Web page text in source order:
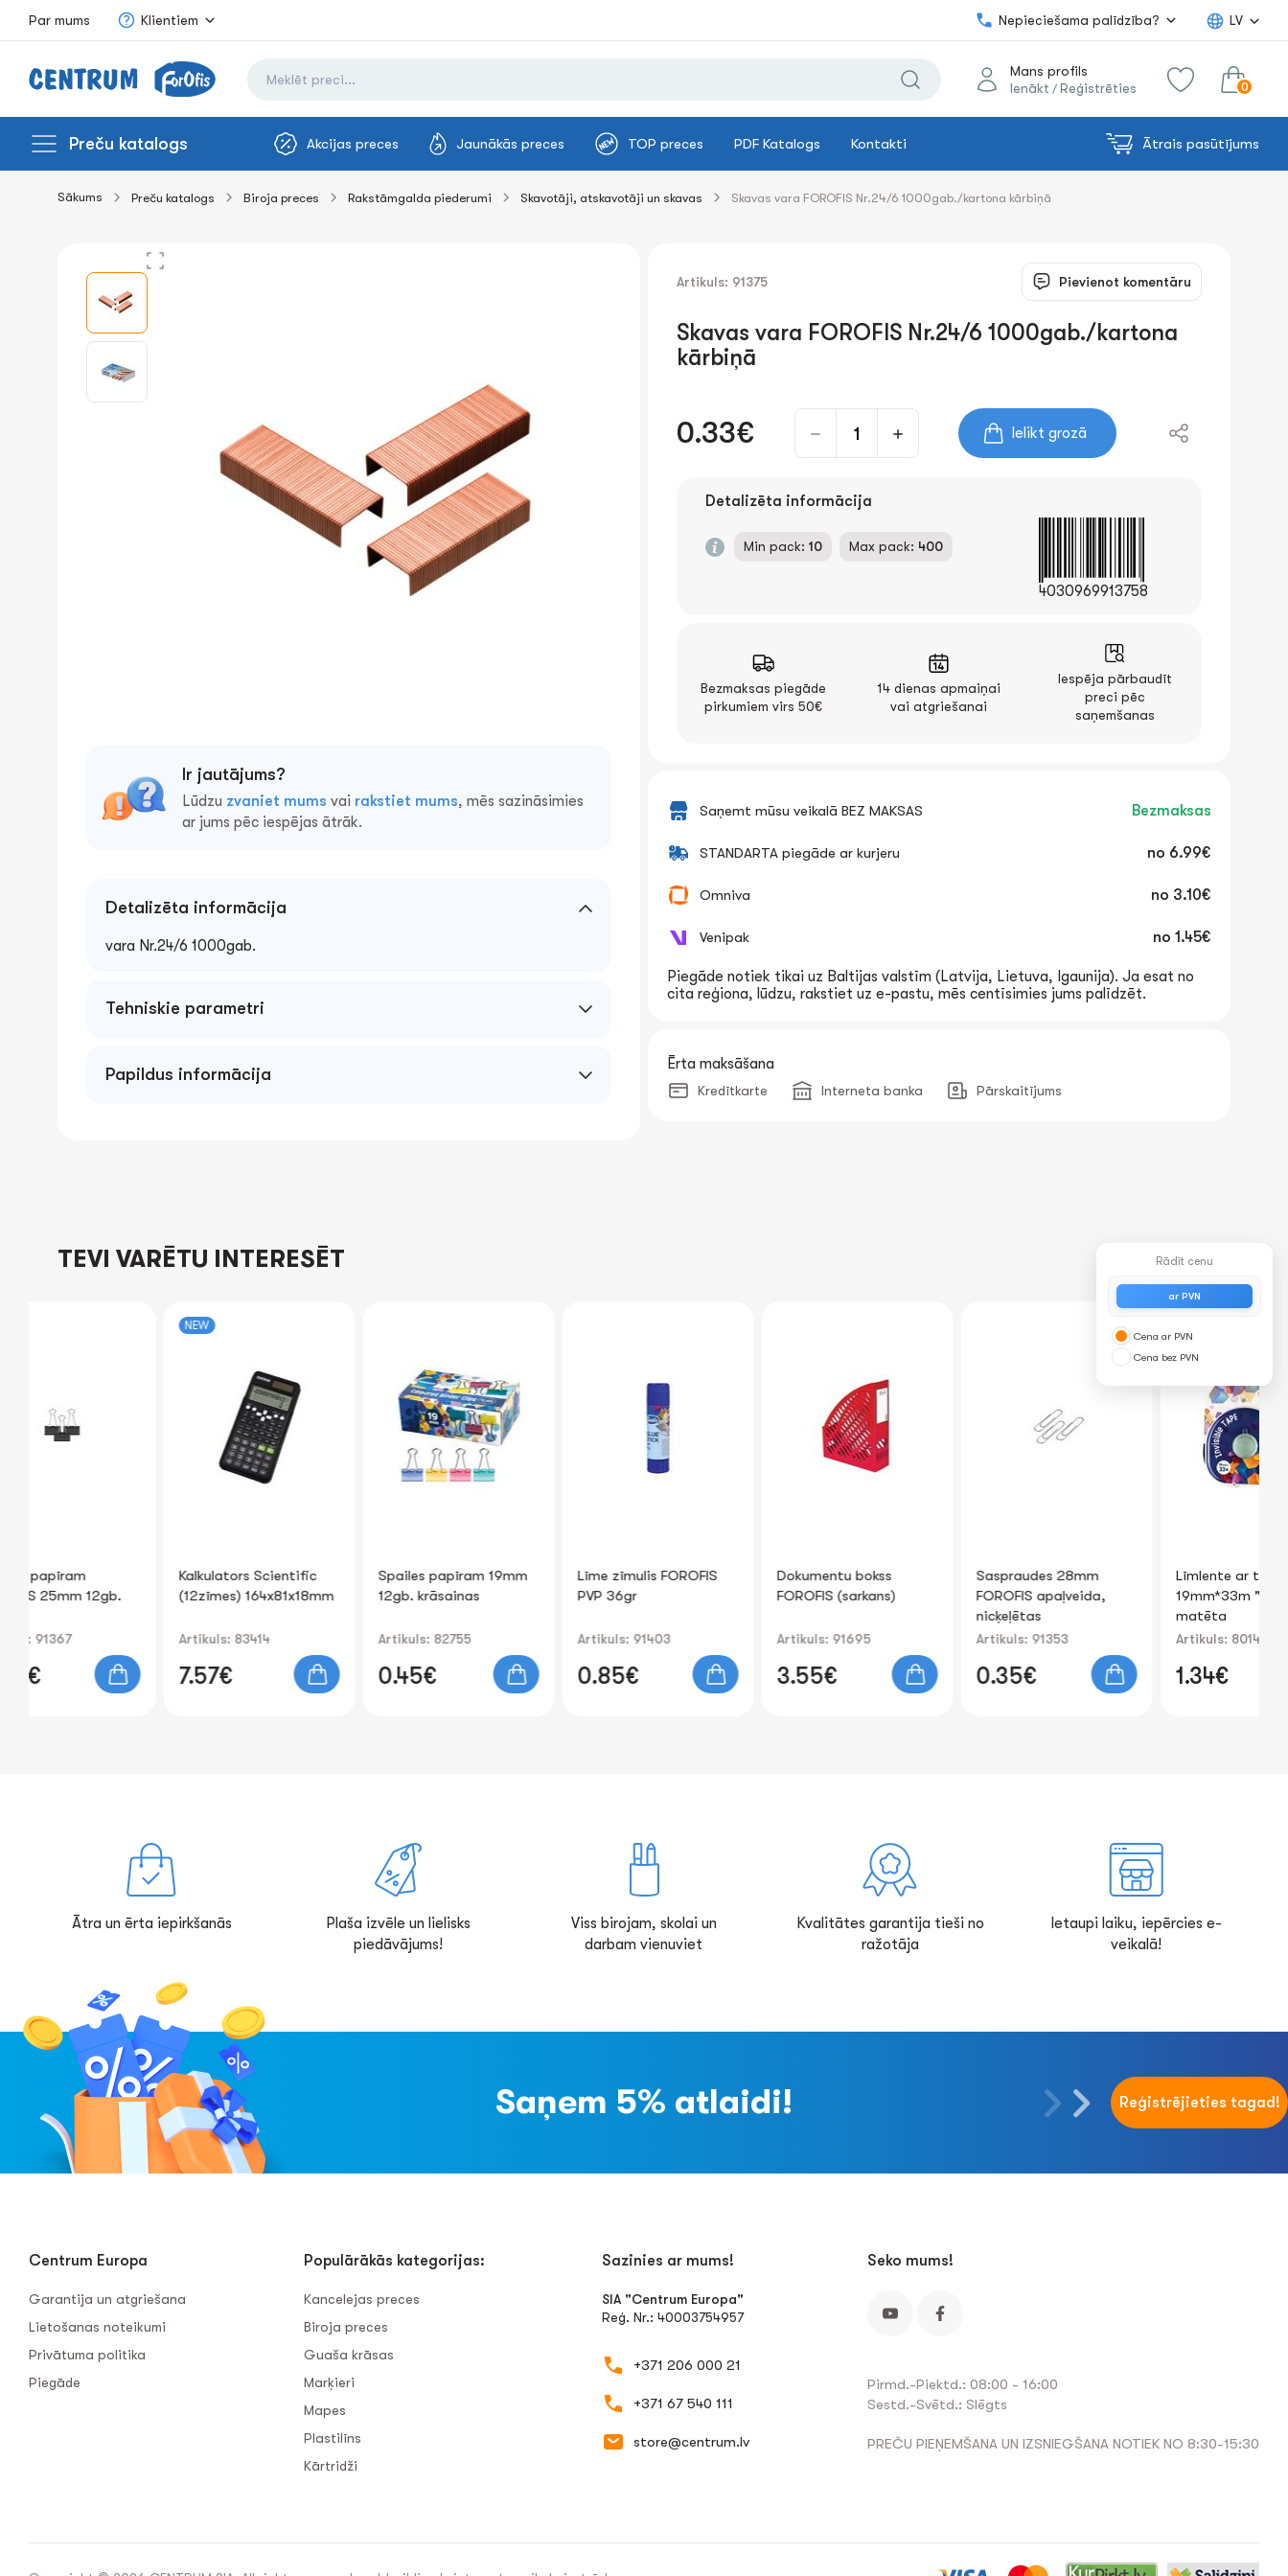
Par mums Klientiem Nepieciešama palīdzība? LV
Mans profils
Ienākt / Reģistrēties 0
Preču katalogs Akcijas preces Jaunākās preces TOP preces PDF Katalogs Kontakti Ātrais pasūtījums
Sākums Preču katalogs Biroja preces Rakstāmgalda piederumi Skavotāji, atskavotāji un skavas Skavas vara FOROFIS Nr.24/6 1000gab./kartona kārbiņā
Ir jautājums?
Lūdzu zvaniet mums vai rakstiet mums, mēs sazināsimies
ar jums pēc iespējas ātrāk.
Detalizēta informācija
vara Nr.24/6 1000gab.
Tehniskie parametri
Papildus informācija
Artikuls: 91375 Pievienot komentāru
Skavas vara FOROFIS Nr.24/6 1000gab./kartona
kārbiņā
0.33€ Ielikt grozā
Detalizēta informācija
Min pack: 10 Max pack: 400
4030969913758
Bezmaksas piegāde
pirkumiem virs 50€
14 dienas apmaiņai
vai atgriešanai
Iespēja pārbaudīt
preci pēc
saņemšanas
Saņemt mūsu veikalā BEZ MAKSAS Bezmaksas
STANDARTA piegāde ar kurjeru no 6.99€
Omniva no 3.10€
Venipak no 1.45€
Piegāde notiek tikai uz Baltijas valstīm (Latvija, Lietuva, Igaunija). Ja esat no
cita reģiona, lūdzu, rakstiet uz e-pastu, mēs centīsimies jums palīdzēt.
Ērta maksāšana
Kredītkarte Interneta banka Pārskaitījums
TEVI VARĒTU INTERESĒT
Kalkulators Scientific
(12zīmes) 164x81x18mm
7.57€
Spailes papīram 19mm
12gb. krāsainas
0.45€
Līme zīmulis FOROFIS
PVP 36gr
0.85€
Dokumentu bokss
FOROFIS (sarkans)
3.55€
Saspraudes 28mm
FOROFIS apaļveida,
100gab./kartona kārb.
Artikuls: 91353
0.35€
Līmlente ar turētāju
19mm*33m "Invisible"
1.34€
Rādīt cenu
ar PVN
Cena ar PVN
Cena bez PVN
Ātra un ērta iepirkšanās
Plaša izvēle un lielisks
piedāvājums!
Viss birojam, skolai un
darbam vienuviet
Kvalitātes garantija tieši no
ražotāja
Ietaupi laiku, iepērcies e-
veikalā!
Saņem 5% atlaidi! Reģistrējieties tagad!
Centrum Europa
Garantija un atgriešana
Lietošanas noteikumi
Privātuma politika
Piegāde
Populārākās kategorijas:
Kancelejas preces
Biroja preces
Guaša krāsas
Marķieri
Mapes
Plastilīns
Kārtridži
Sazinies ar mums!
SIA "Centrum Europa"
Reģ. Nr.: 40003754957
+371 206 000 21
+371 67 540 111
store@centrum.lv
Seko mums!
Pirmd.-Piektd.: 08:00 - 16:00
Sestd.-Svētd.: Slēgts
PREČU PIEŅEMŠANA UN IZSNIEGŠANA NOTIEK NO 8:30-15:30